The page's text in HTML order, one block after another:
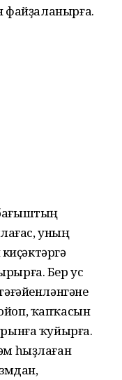
файҙаланырға.
уның
Бер ус
ҡапҡасын
ҡуйырға.
һыҙлаған